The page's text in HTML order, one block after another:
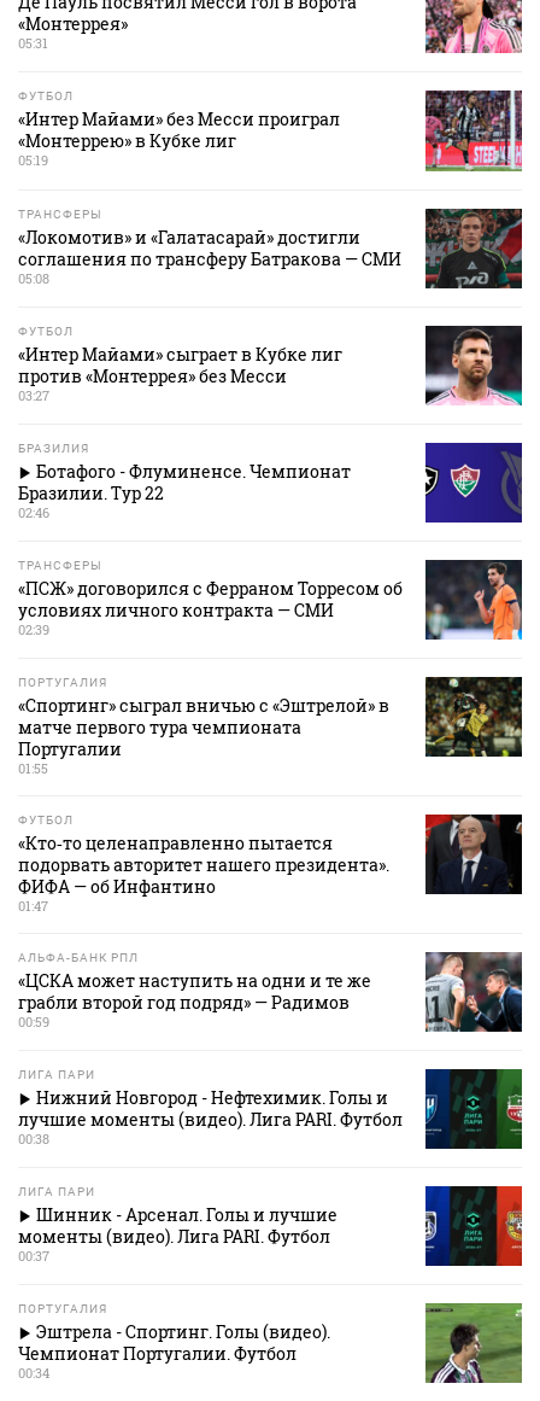
«Монтеррея»
05:31
ФУТБОЛ
«Интер Майами» без Месси проиграл
«Монтеррею» в Кубке лиг
05:19
ТРАНСФЕРЫ
«Локомотив» и «Галатасарай» достигли
соглашения по трансферу Батракова — СМИ
05:08
ФУТБОЛ
«Интер Майами» сыграет в Кубке лиг
против «Монтеррея» без Месси
03:27
БРАЗИЛИЯ
Ботафого - Флуминенсе. Чемпионат
Бразилии. Тур 22
02:46
ТРАНСФЕРЫ
«ПСЖ» договорился с Ферраном Торресом об
условиях личного контракта — СМИ
02:39
ПОРТУГАЛИЯ
«Спортинг» сыграл вничью с «Эштрелой» в
матче первого тура чемпионата
Португалии
01:55
ФУТБОЛ
«Кто‑то целенаправленно пытается
подорвать авторитет нашего президента».
ФИФА — об Инфантино
01:47
АЛЬФА-БАНК РПЛ
«ЦСКА может наступить на одни и те же
грабли второй год подряд» — Радимов
00:59
ЛИГА ПАРИ
Нижний Новгород - Нефтехимик. Голы и
лучшие моменты (видео). Лига PARI. Футбол
00:38
ЛИГА ПАРИ
Шинник - Арсенал. Голы и лучшие
моменты (видео). Лига PARI. Футбол
00:37
ПОРТУГАЛИЯ
Эштрела - Спортинг. Голы (видео).
Чемпионат Португалии. Футбол
00:34